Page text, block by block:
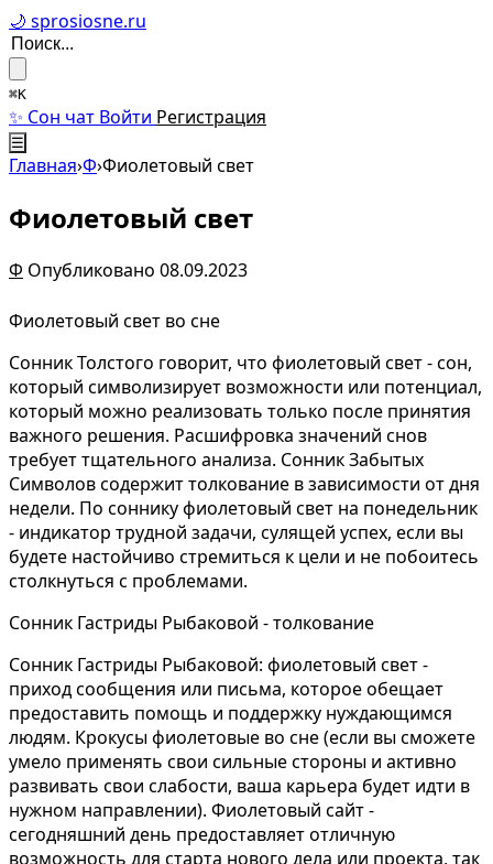
🌙 sprosiosne.ru
⌘K
✨ Сон чат Войти Регистрация
☰
Главная›Ф›Фиолетовый свет
Фиолетовый свет
Ф Опубликовано 08.09.2023
Фиолетовый свет во сне
Сонник Толстого говорит, что фиолетовый свет - сон,
который символизирует возможности или потенциал,
который можно реализовать только после принятия
важного решения. Расшифровка значений снов
требует тщательного анализа. Сонник Забытых
Символов содержит толкование в зависимости от дня
недели. По соннику фиолетовый свет на понедельник
- индикатор трудной задачи, сулящей успех, если вы
будете настойчиво стремиться к цели и не побоитесь
столкнуться с проблемами.
Сонник Гастриды Рыбаковой - толкование
Сонник Гастриды Рыбаковой: фиолетовый свет -
приход сообщения или письма, которое обещает
предоставить помощь и поддержку нуждающимся
людям. Крокусы фиолетовые во сне (если вы сможете
умело применять свои сильные стороны и активно
развивать свои слабости, ваша карьера будет идти в
нужном направлении). Фиолетовый сайт -
сегодняшний день предоставляет отличную
возможность для старта нового дела или проекта, так